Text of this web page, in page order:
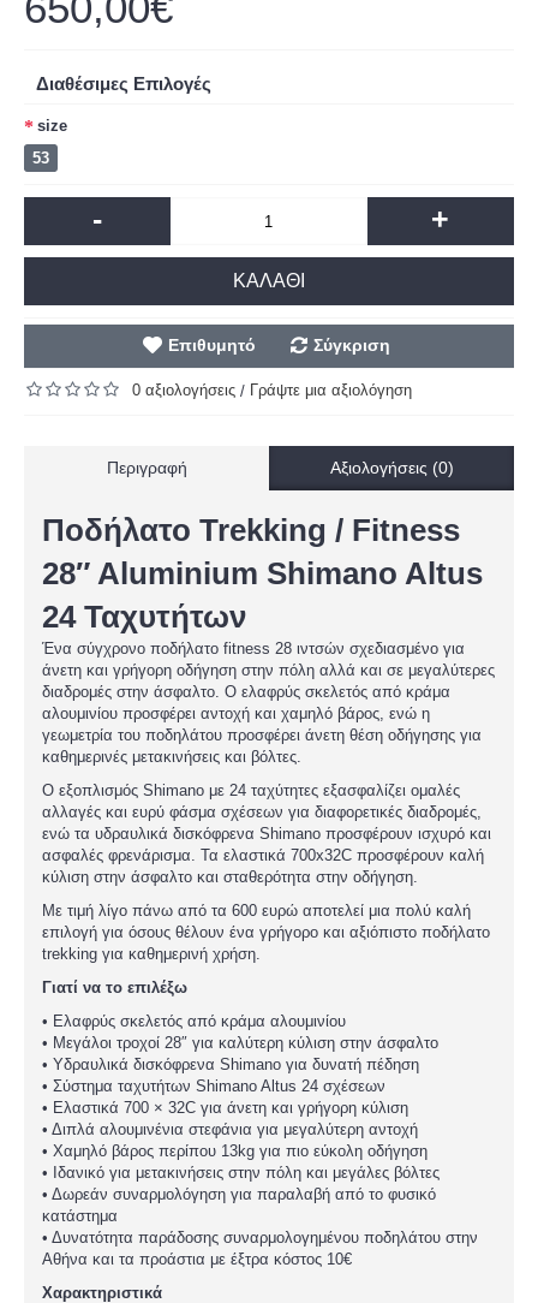
Διαθέσιμες Επιλογές
size
53
- +
ΚΑΛΆΘΙ
Επιθυμητό Σύγκριση
0 αξιολογήσεις / Γράψτε μια αξιολόγηση
Περιγραφή Αξιολογήσεις (0)
Ποδήλατο Trekking / Fitness
28″ Aluminium Shimano Altus
24 Ταχυτήτων
Ένα σύγχρονο ποδήλατο fitness 28 ιντσών σχεδιασμένο για
άνετη και γρήγορη οδήγηση στην πόλη αλλά και σε μεγαλύτερες
διαδρομές στην άσφαλτο. Ο ελαφρύς σκελετός από κράμα
αλουμινίου προσφέρει αντοχή και χαμηλό βάρος, ενώ η
γεωμετρία του ποδηλάτου προσφέρει άνετη θέση οδήγησης για
καθημερινές μετακινήσεις και βόλτες.
Ο εξοπλισμός Shimano με 24 ταχύτητες εξασφαλίζει ομαλές
αλλαγές και ευρύ φάσμα σχέσεων για διαφορετικές διαδρομές,
ενώ τα υδραυλικά δισκόφρενα Shimano προσφέρουν ισχυρό και
ασφαλές φρενάρισμα. Τα ελαστικά 700x32C προσφέρουν καλή
κύλιση στην άσφαλτο και σταθερότητα στην οδήγηση.
Με τιμή λίγο πάνω από τα 600 ευρώ αποτελεί μια πολύ καλή
επιλογή για όσους θέλουν ένα γρήγορο και αξιόπιστο ποδήλατο
trekking για καθημερινή χρήση.
Γιατί να το επιλέξω
• Ελαφρύς σκελετός από κράμα αλουμινίου
• Μεγάλοι τροχοί 28″ για καλύτερη κύλιση στην άσφαλτο
• Υδραυλικά δισκόφρενα Shimano για δυνατή πέδηση
• Σύστημα ταχυτήτων Shimano Altus 24 σχέσεων
• Ελαστικά 700 × 32C για άνετη και γρήγορη κύλιση
• Διπλά αλουμινένια στεφάνια για μεγαλύτερη αντοχή
• Χαμηλό βάρος περίπου 13kg για πιο εύκολη οδήγηση
• Ιδανικό για μετακινήσεις στην πόλη και μεγάλες βόλτες
• Δωρεάν συναρμολόγηση για παραλαβή από το φυσικό
κατάστημα
• Δυνατότητα παράδοσης συναρμολογημένου ποδηλάτου στην
Αθήνα και τα προάστια με έξτρα κόστος 10€
Χαρακτηριστικά